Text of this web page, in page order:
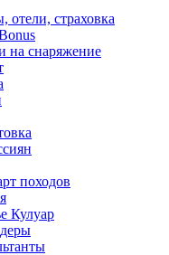
отели, страховка
на снаряжение
походов
Кулуар